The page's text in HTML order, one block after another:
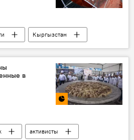
Кыргызстан
предупреждение
погода в Кыргызстане
в
активисты